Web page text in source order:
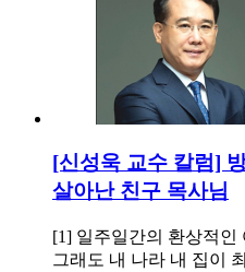
[신성욱 교수 칼럼]
살아난 친구 목사님
[1] 일주일간의 환상적인
그래도 내 나라 내 집이